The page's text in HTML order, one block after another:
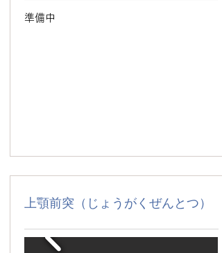
準備中
上顎前突（じょうがくぜんとつ）